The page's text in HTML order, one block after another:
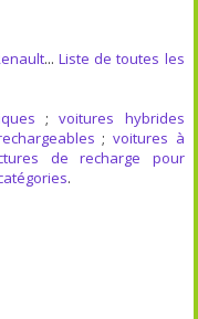
...Liste de toutes les
;voitures hybrides
; voitures à
de recharge pour
.